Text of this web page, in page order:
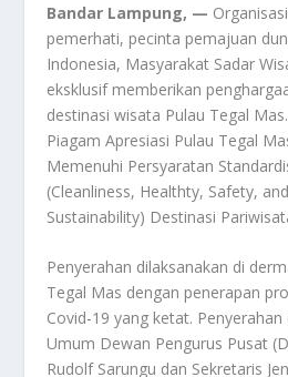
Bandar Lampung, —
pemerhati, pecinta pemajuan
Indonesia, Masyarakat Sadar
eksklusif memberikan
destinasi wisata Pulau Tegal
Piagam Apresiasi Pulau Tegal
Memenuhi Persyaratan
(Cleanliness, Healthty, Safety,
Sustainability) Destinasi
Penyerahan dilaksanakan di
Tegal Mas dengan penerapan
Covid-19 yang ketat.
Umum Dewan Pengurus Pusat
Rudolf Sarungu dan Sekretaris